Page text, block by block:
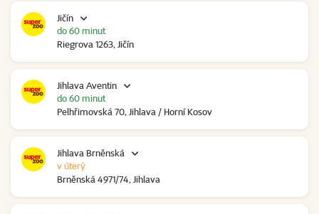
Jičín
Riegrova 1263, Jičín
do 60 minut
Jihlava Aventin
Pelhřimovská 70, Jihlava / Horní Kosov
do 60 minut
Jihlava Brněnská
Brněnská 4971/74, Jihlava
v úterý